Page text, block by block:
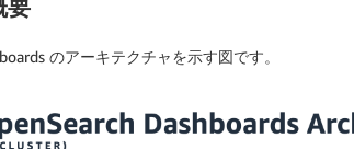
要
のアーキテクチャを示す図です。